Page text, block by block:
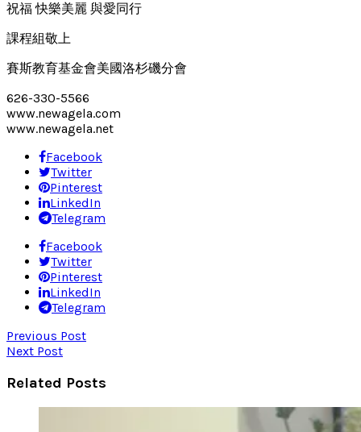
祝福 快樂美麗 與愛同行
課程組敬上
賽斯教育基金會美國洛杉磯分會
626-330-5566
www.newagela.com
www.newagela.net
Facebook
Twitter
Pinterest
LinkedIn
Telegram
Facebook
Twitter
Pinterest
LinkedIn
Telegram
Previous Post
Next Post
Related Posts